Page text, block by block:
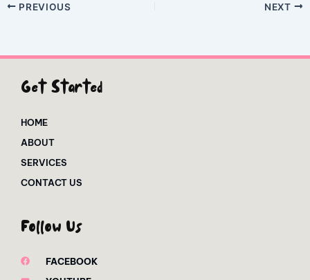
PREVIOUS NEXT
Get Started
HOME
ABOUT
SERVICES
CONTACT US
Follow Us
FACEBOOK